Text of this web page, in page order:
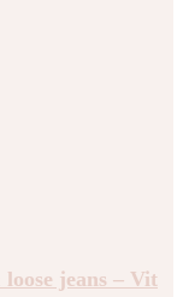
jeans – Vit